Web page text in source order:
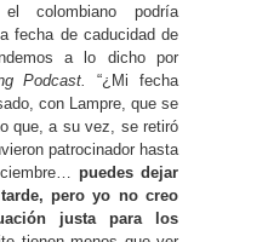
colombiano podría
fecha de caducidad de
a lo dicho por
Podcast.
“¿Mi fecha
con Lampre, que se
que, a su vez, se retiró
patrocinador hasta
puedes dejar
pero yo no creo
justa para los